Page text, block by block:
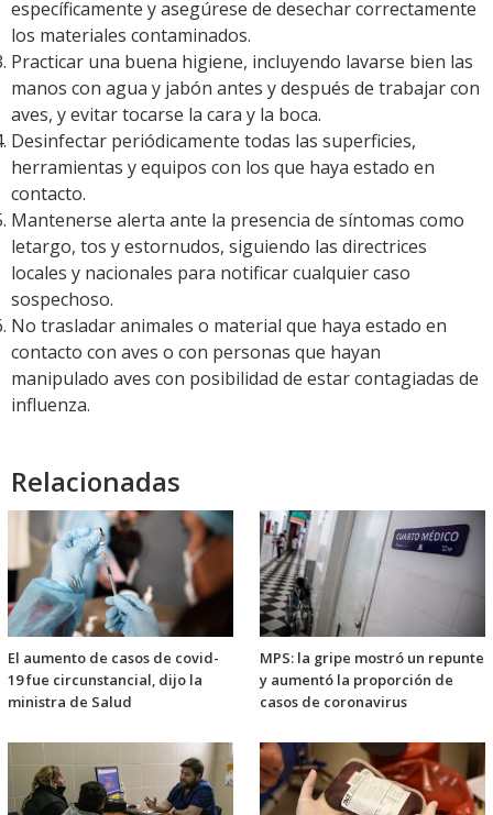
específicamente y asegúrese de desechar correctamente
los materiales contaminados.
Practicar una buena higiene, incluyendo lavarse bien las
manos con agua y jabón antes y después de trabajar con
aves, y evitar tocarse la cara y la boca.
Desinfectar periódicamente todas las superficies,
herramientas y equipos con los que haya estado en
contacto.
Mantenerse alerta ante la presencia de síntomas como
letargo, tos y estornudos, siguiendo las directrices
locales y nacionales para notificar cualquier caso
sospechoso.
No trasladar animales o material que haya estado en
contacto con aves o con personas que hayan
manipulado aves con posibilidad de estar contagiadas de
influenza.
Relacionadas
El aumento de casos de covid-
19 fue circunstancial, dijo la
ministra de Salud
MPS: la gripe mostró un repunte
y aumentó la proporción de
casos de coronavirus